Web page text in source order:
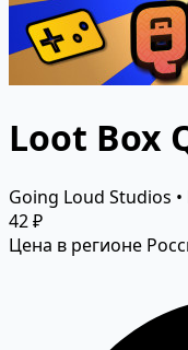
Loot Box
Going Loud Studios
42 ₽
Цена в регионе